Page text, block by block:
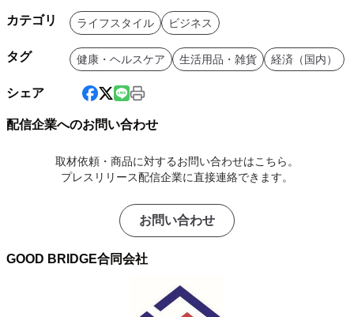
カテゴリ ライフスタイル ビジネス
タグ 健康・ヘルスケア 生活用品・雑貨 経済（国内）
シェア
配信企業へのお問い合わせ
取材依頼・商品に対するお問い合わせはこちら。
プレスリリース配信企業に直接連絡できます。
お問い合わせ
GOOD BRIDGE合同会社